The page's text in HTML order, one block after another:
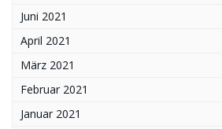
Juni 2021
April 2021
März 2021
Februar 2021
Januar 2021